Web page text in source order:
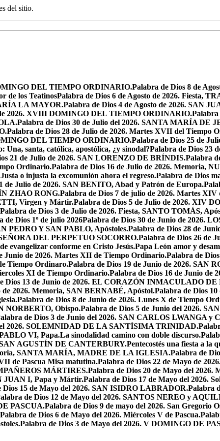
del sitio.
DEL TIEMPO ORDINARIO.Palabra de Dios 8 de
de los TeatinosPalabra de Dios 6 de Agosto de 2026. Fiesta,
LA MAYOR.Palabra de Dios 4 de Agosto de 2026. SAN
2026. XVIII DOMINGO DEL TIEMPO ORDINARIO.Palabra
Palabra de Dios 30 de Julio del 2026. SANTA MARÍA DE
Palabra de Dios 28 de Julio de 2026. Martes XVII del Tiempo
DEL TIEMPO ORDINARIO.Palabra de Dios 25 de
Una, santa, católica, apostólica, ¿y sinodal?Palabra de Dios 23
21 de Julio de 2026. SAN LORENZO DE BRÍNDIS.Palabra
Ordinario.Palabra de Dios 16 de Julio de 2026. Memoria,
Justa o injusta la excomunión ahora el regreso.Palabra de Dios
de Julio de 2026. SAN BENITO, Abad y Patrón de Europa.
ZHAO RONG.Palabra de Dios 7 de julio de 2026. Martes
Virgen y Mártir.Palabra de Dios 5 de Julio de 2026. XIV
Palabra de Dios 3 de Julio de 2026. Fiesta, SANTO TOMÁS,
de Dios 1º de julio 2026Palabra de Dios 30 de Junio de 2026.
PEDRO Y SAN PABLO, Apóstoles.Palabra de Dios 28 de
DEL PERPETUO SOCORRO.Palabra de Dios 26 de
evangelizar conforme en Cristo Jesús.Papa León amor y
Junio de 2026. Martes XII de Tiempo Ordinario.Palabra de
Tiempo Ordinaro.Palabra de Dios 19 de Junio de 2026. SAN
XI de Tiempo Ordinario.Palabra de Dios 16 de Junio de
Dios 13 de Junio de 2026. EL CORAZÓN INMACULADO
de 2026. Memoria, SAN BERNABÉ, Apóstol.Palabra de Dios
Palabra de Dios 8 de Junio de 2026. Lunes X de Tiempo
NORBERTO, Obispo.Palabra de Dios 5 de Junio del 2026.
de Dios 3 de Junio del 2026. SAN CARLOS LWANGA y
2026. SOLEMNIDAD DE LA SANTÍSIMA TRINIDAD.
VI, Papa.La sinodalidad camino con doble discurso.
SAN AGUSTÍN DE CANTERBURY.Pentecostés una fiesta a la
SANTA MARÍA, MADRE DE LA IGLESIA.Palabra de
de Pascua Misa matutina.Palabra de Dios 22 de Mayo de
MÁRTIRES.Palabra de Dios 20 de Mayo del 2026.
JUAN I, Papa y Mártir.Palabra de Dios 17 de Mayo del 2026.
Dios 15 de Mayo del 2026. SAN ISIDRO LABRADOR.Palabra
de Dios 12 de Mayo del 2026. SANTOS NEREO y
PASCUA.Palabra de Dios 9 de mayo del 2026. San Gregorio
Palabra de Dios 6 de Mayo del 2026. Miércoles V de Pascua.
Palabra de Dios 3 de Mayo del 2026. V DOMINGO DE